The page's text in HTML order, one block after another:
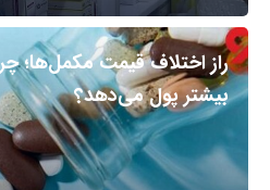
راز اختلاف قیمت مکمل‌ها؛
بیشتر پول می‌دهد؟